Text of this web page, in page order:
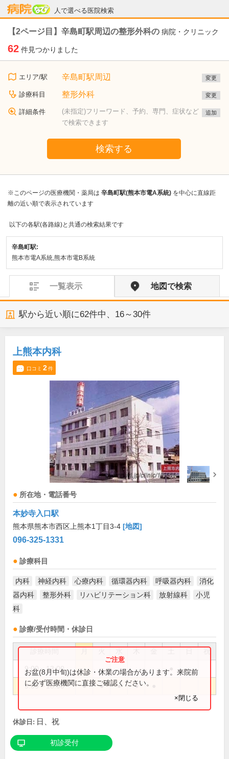
人で選べる医院検索
病院なび
【2ページ目】辛島町駅周辺の整形外科の 病院・クリニック
62 件見つかりました
エリア/駅 辛島町駅周辺 変更
診療科目 整形外科 変更
詳細条件
(未指定)フリーワード、予約、専門、症状など
で検索できます
追加
検索する
※このページの医療機関・薬局は 辛島町駅(熊本市電A系統) を中心に直線距
離の近い順で表示されています
以下の各駅(各路線)と共通の検索結果です
辛島町駅:
熊本市電A系統,熊本市電B系統
一覧表示 地図で検索
駅から近い順に62件中、 16～30件
上熊本内科
口コミ 2件
所在地・電話番号
本妙寺入口駅
熊本県熊本市西区上熊本1丁目3-4 [地図]
096-325-1331
診療科目
内科 神経内科 心療内科 循環器内科 呼吸器内科
消化
器内科
整形外科 リハビリテーション科 放射線科
小児
科
診療/受付時間・休診日
祝
9:00～13:00
9:00～18:00 ● ● ● ●
お盆(8月中旬)は休診・休業の場合があります。来院前
に必ず医療機関に直接ご確認ください。
×閉じる
休診日: 日、祝
初診受付